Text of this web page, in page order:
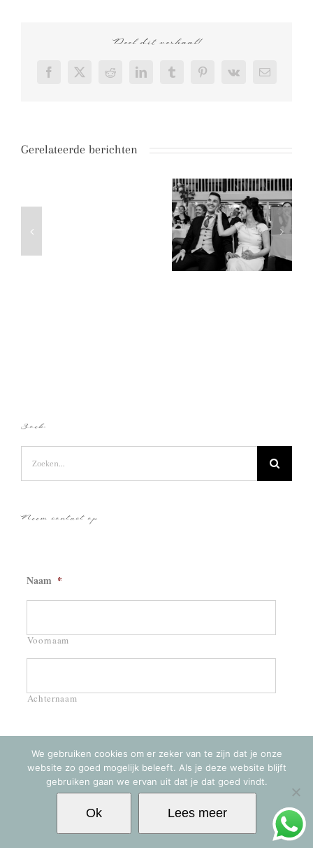
Deel dit verhaal!
Facebook
X RedditLinkedInTumblrPinterest
Vk
E-
Gerelateerde berichten
Trouwen op de hei
| Maurits &
Jessica
Zoek:
Neem contact op
Naam *
Voornaam
Achternaam
E-mailadres *
We gebruiken cookies om er zeker van te zijn dat je onze
website zo goed mogelijk beleeft. Als je deze website blijft
gebruiken gaan we ervan uit dat je dat goed vindt.
Ok Lees meer